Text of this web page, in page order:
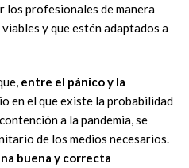
los profesionales de manera
y que estén adaptados a
entre el pánico y la
en el que existe la probabilidad
a la pandemia, se
de los medios necesarios.
buena y correcta